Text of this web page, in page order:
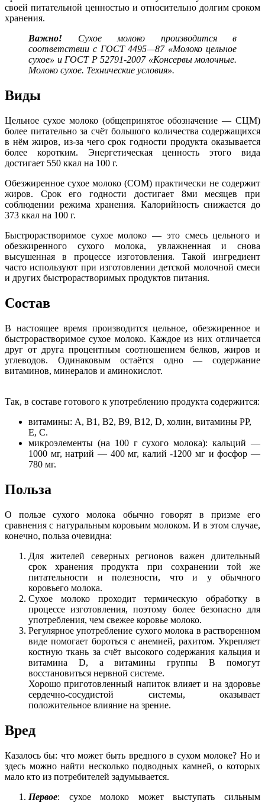
своей питательной ценностью и относительно долгим сроком
хранения.
Важно!
Сухое молоко производится в
соответствии с ГОСТ 4495—87 «Молоко цельное
сухое» и ГОСТ Р 52791-2007 «Консервы молочные.
Молоко сухое. Технические условия».
Виды
Цельное сухое молоко (общепринятое обозначение — СЦМ)
более питательно за счёт большого количества содержащихся
в нём жиров, из-за чего срок годности продукта оказывается
более коротким. Энергетическая ценность этого вида
достигает 550 ккал на 100 г.
Обезжиренное сухое молоко (СОМ) практически не содержит
жиров. Срок его годности достигает 8ми месяцев при
соблюдении режима хранения. Калорийность снижается до
373 ккал на 100 г.
Быстрорастворимое сухое молоко — это смесь цельного и
обезжиренного сухого молока, увлажненная и снова
высушенная в процессе изготовления. Такой ингредиент
часто используют при изготовлении детской молочной смеси
и других быстрорастворимых продуктов питания.
Состав
В настоящее время производится цельное, обезжиренное и
быстрорастворимое сухое молоко. Каждое из них отличается
друг от друга процентным соотношением белков, жиров и
углеводов. Одинаковым остаётся одно — содержание
витаминов, минералов и аминокислот.
Так, в составе готового к употреблению продукта содержится:
витамины: А, В1, В2, В9, В12, D, холин, витамины РР,
Е, С.
микроэлементы (на 100 г сухого молока): кальций —
1000 мг, натрий — 400 мг, калий -1200 мг и фосфор —
780 мг.
Польза
О пользе сухого молока обычно говорят в призме его
сравнения с натуральным коровьим молоком. И в этом случае,
конечно, польза очевидна:
Для жителей северных регионов важен длительный
срок хранения продукта при сохранении той же
питательности и полезности, что и у обычного
коровьего молока.
Сухое молоко проходит термическую обработку в
процессе изготовления, поэтому более безопасно для
употребления, чем свежее коровье молоко.
Регулярное употребление сухого молока в растворенном
виде помогает бороться с анемией, рахитом. Укрепляет
костную ткань за счёт высокого содержания кальция и
витамина D, а витамины группы B помогут
восстановиться нервной системе.
Хорошо приготовленный напиток влияет и на здоровье
сердечно-сосудистой системы, оказывает
положительное влияние на зрение.
Вред
Казалось бы: что может быть вредного в сухом молоке? Но и
здесь можно найти несколько подводных камней, о которых
мало кто из потребителей задумывается.
Первое: сухое молоко может выступать сильным